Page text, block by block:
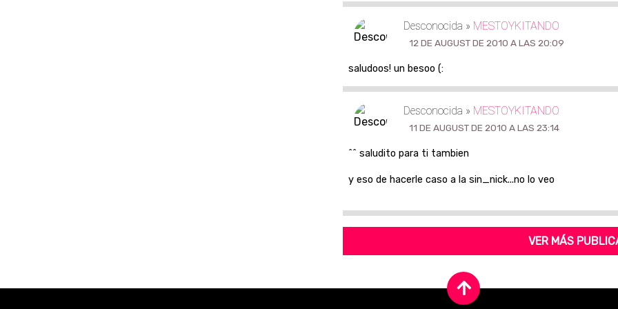
Desconocida » MESTOYKITANDO
12 DE AUGUST DE 2010 A LAS 20:09
saludoos! un besoo (:
Desconocida » MESTOYKITANDO
11 DE AUGUST DE 2010 A LAS 23:14
^^ saludito para ti tambien
y eso de hacerle caso a la sin_nick...no lo veo
VER MÁS